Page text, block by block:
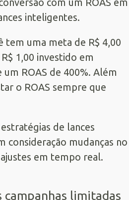
inteligentes.
tem uma meta de R$ 4,00
1,00 investido em
ROAS de 400%. Além
o ROAS sempre que
de lances
consideração mudanças no
em tempo real.
campanhas limitadas